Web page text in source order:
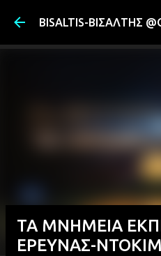
BISALTIS-ΒΙΣΑΛΤΗΣ
ΤΑ ΜΝΗΜΕΙΑ
ΕΡΕΥΝΑΣ-